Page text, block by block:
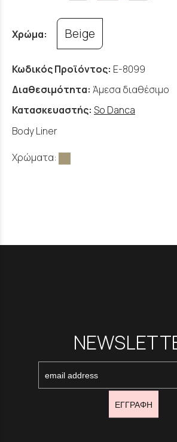
Χρώμα: Beige
Κωδικός Προϊόντος: E-8099
Διαθεσιμότητα: Άμεσα διαθέσιμο
Κατασκευαστής: So Danca
Body Liner
Χρώματα:
ΕΓΓΡΑΦΗ